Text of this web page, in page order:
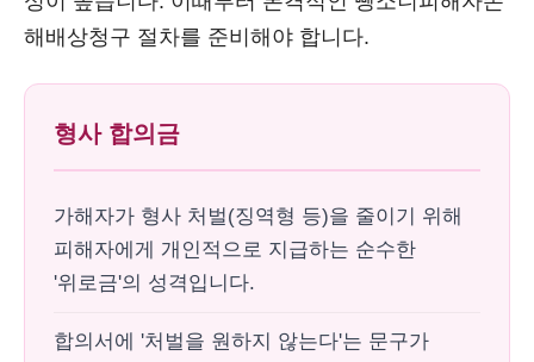
해배상청구 절차를 준비해야 합니다.
형사 합의금
가해자가 형사 처벌(징역형 등)을 줄이기 위해
피해자에게 개인적으로 지급하는 순수한
'위로금'의 성격입니다.
합의서에 '처벌을 원하지 않는다'는 문구가